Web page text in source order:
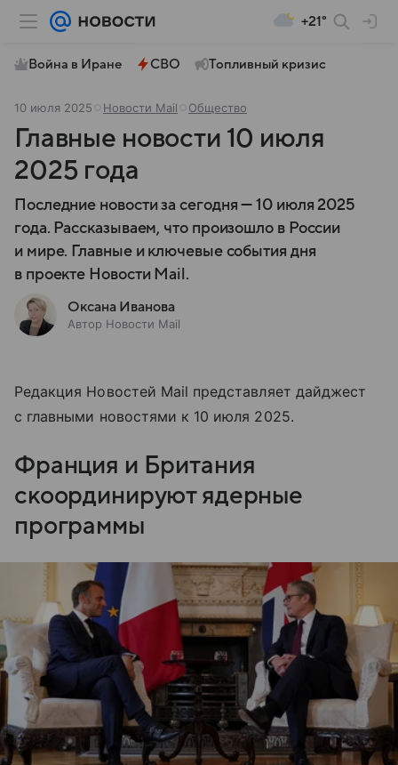
+21°
Война в Иране СВО Топливный кризис
10 июля 2025 Новости Mail Общество
Главные новости 10 июля
2025 года
Последние новости за сегодня — 10 июля 2025
года. Рассказываем, что произошло в России
и мире. Главные и ключевые события дня
в проекте Новости Mail.
Оксана Иванова
Автор Новости Mail
Редакция Новостей Mail представляет дайджест
с главными новостями к 10 июля 2025.
Франция и Британия
скоординируют ядерные
программы